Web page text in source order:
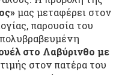
μας μεταφέρει στον
παρουσία του
στο Λαβύρινθο με
στον πατέρα του